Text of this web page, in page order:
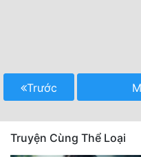
Trước
Truyện Cùng Thể Loại